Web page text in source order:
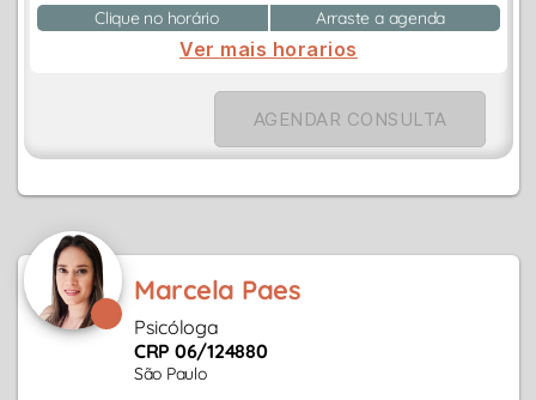
Clique no horário Arraste a agenda
Ver mais horarios
AGENDAR CONSULTA
Marcela Paes
Psicóloga
CRP 06/124880
São Paulo